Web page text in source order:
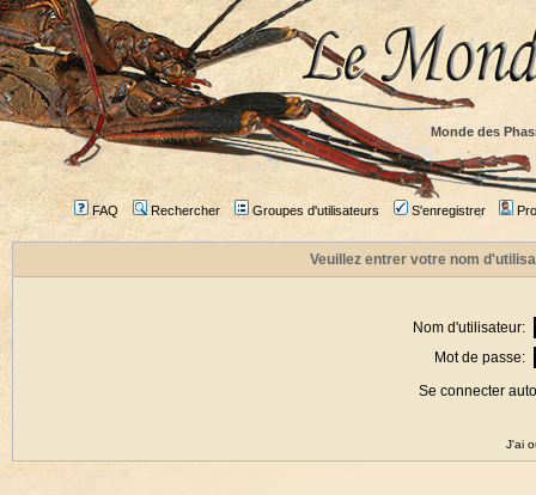
Monde des
FAQ Rechercher Groupes d'utilisateurs S'enregistrer
Veuillez entrer votre nom
Nom d'utilisateur:
Mot de passe:
Se connecter
J'ai